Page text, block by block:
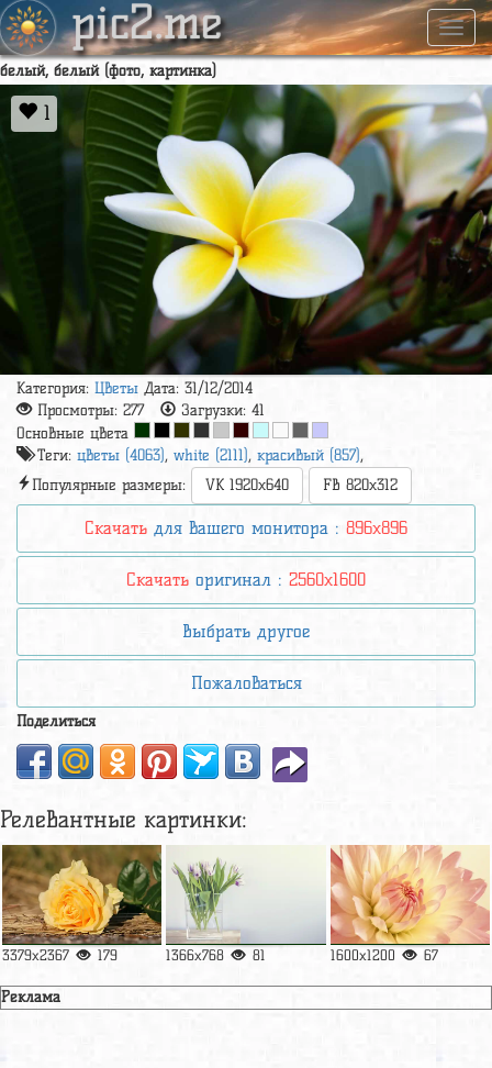
pic2.me
белый, белый (фото, картинка)
1
Категория: Цветы Дата: 31/12/2014
Просмотры: 277 Загрузки: 41
Основные цвета
Теги: цветы (4063), white (2111), красивый (857),
Популярные размеры:
VK 1920x640 FB 820x312
Скачать для вашего монитора : 896x896
Скачать оригинал : 2560x1600
Выбрать другое
Пожаловаться
Поделиться
Релевантные картинки:
3379x2367 179 1366x768 81 1600x1200 67
Реклама